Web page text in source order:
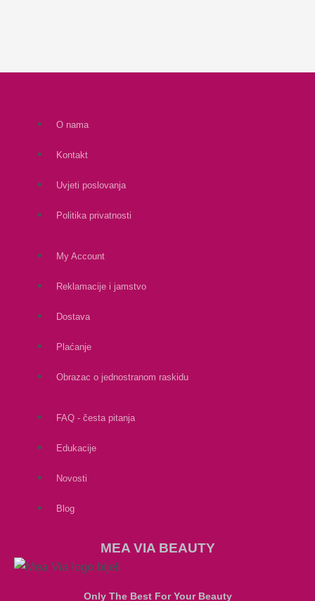
O nama
Kontakt
Uvjeti poslovanja
Politika privatnosti
My Account
Reklamacije i jamstvo
Dostava
Plaćanje
Obrazac o jednostranom raskidu
FAQ - česta pitanja
Edukacije
Novosti
Blog
MEA VIA BEAUTY
Only The Best For Your Beauty